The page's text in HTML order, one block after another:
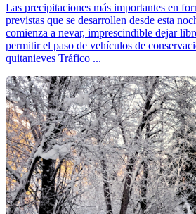
Las precipitaciones más importantes en
previstas que se desarrollen desde esta
comienza a nevar, imprescindible dejar
permitir el paso de vehículos de
quitanieves Tráfico ...